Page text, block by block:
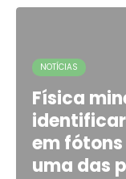
NOTÍCIAS
Física
em
uma das